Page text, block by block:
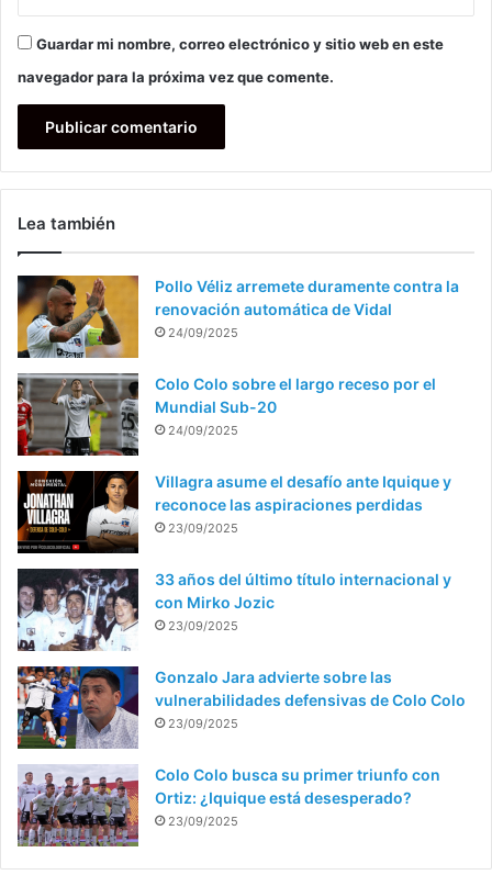
Guardar mi nombre, correo electrónico y sitio web en este
navegador para la próxima vez que comente.
Lea también
Pollo Véliz arremete duramente contra la
renovación automática de Vidal
24/09/2025
Colo Colo sobre el largo receso por el
Mundial Sub-20
24/09/2025
Villagra asume el desafío ante Iquique y
reconoce las aspiraciones perdidas
23/09/2025
33 años del último título internacional y
con Mirko Jozic
23/09/2025
Gonzalo Jara advierte sobre las
vulnerabilidades defensivas de Colo Colo
23/09/2025
Colo Colo busca su primer triunfo con
Ortiz: ¿Iquique está desesperado?
23/09/2025